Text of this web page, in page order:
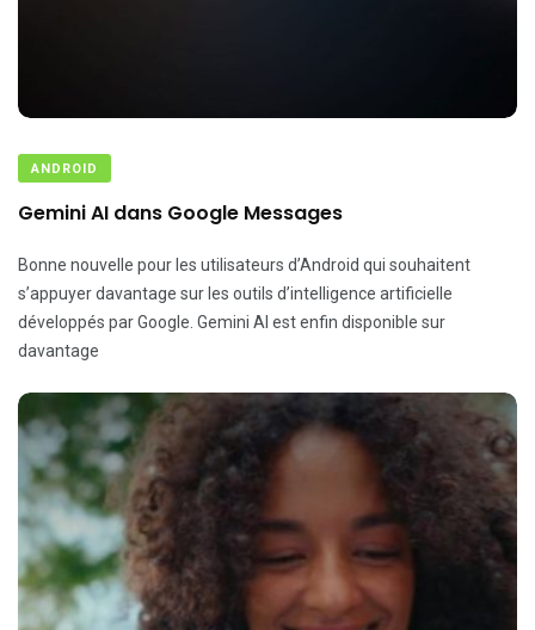
ANDROID
Gemini AI dans Google Messages
Bonne nouvelle pour les utilisateurs d’Android qui souhaitent
s’appuyer davantage sur les outils d’intelligence artificielle
développés par Google. Gemini AI est enfin disponible sur
davantage